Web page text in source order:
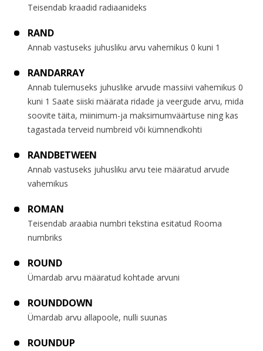
Teisendab kraadid radiaanideks
RAND
Annab vastuseks juhusliku arvu vahemikus 0 kuni 1
RANDARRAY
Annab tulemuseks juhuslike arvude massiivi vahemikus 0
kuni 1 Saate siiski määrata ridade ja veergude arvu, mida
soovite täita, miinimum-ja maksimumväärtuse ning kas
tagastada terveid numbreid või kümnendkohti
RANDBETWEEN
Annab vastuseks juhusliku arvu teie määratud arvude
vahemikus
ROMAN
Teisendab araabia numbri tekstina esitatud Rooma
numbriks
ROUND
Ümardab arvu määratud kohtade arvuni
ROUNDDOWN
Ümardab arvu allapoole, nulli suunas
ROUNDUP